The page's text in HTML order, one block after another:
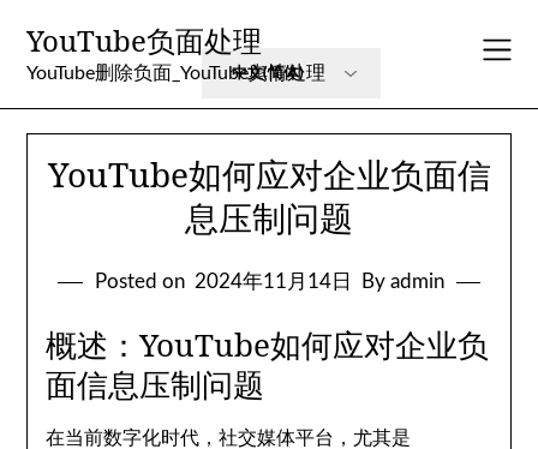
content
YouTube负面处理
YouTube删除负面_YouTube舆情处理
YouTube如何应对企业负面信
息压制问题
Posted on 2024年11月14日 By admin
概述：YouTube如何应对企业负
面信息压制问题
在当前数字化时代，社交媒体平台，尤其是